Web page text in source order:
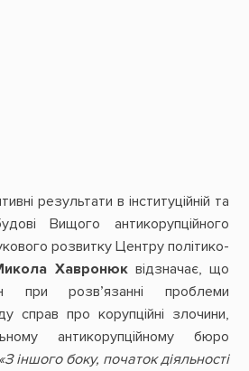
результати в інституційній та
Вищого антикорупційного
розвитку Центру політико-
Хавронюквідзначає, що
при розв’язанні проблеми
справ про корупційні злочини,
антикорупційному бюро
«З іншого боку, початок діяльності